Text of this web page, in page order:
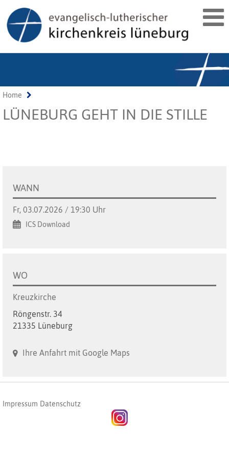
Home
LÜNEBURG GEHT IN DIE STILLE
WANN
Fr, 03.07.2026 / 19:30 Uhr
ICS Download
WO
Kreuzkirche
Röngenstr. 34
21335 Lüneburg
Ihre Anfahrt mit Google Maps
Impressum Datenschutz